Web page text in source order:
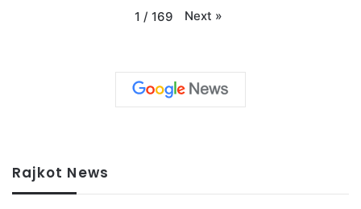
1 / 169 Next »
Rajkot News